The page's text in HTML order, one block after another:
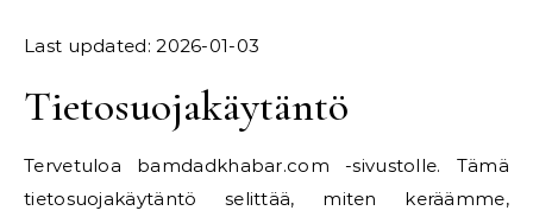
Last updated: 2026-01-03
Tietosuojakäytäntö
Tervetuloa bamdadkhabar.com -sivustolle. Tämä
tietosuojakäytäntö selittää, miten keräämme,